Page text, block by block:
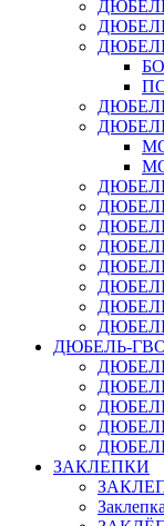
ДЮБЕЛЬ-
ЗАКЛЕПКИ